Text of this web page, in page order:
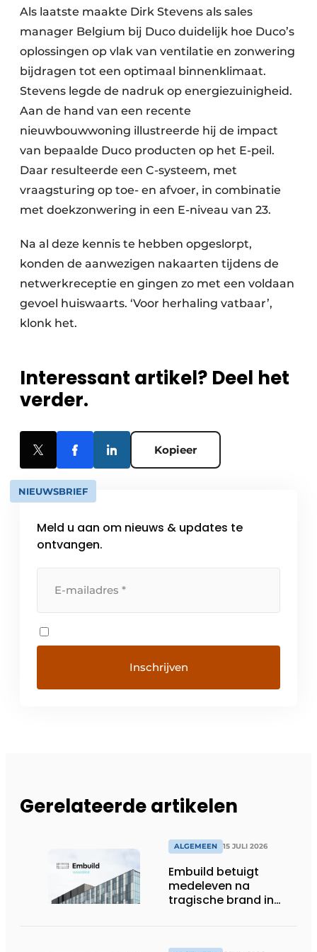
Als laatste maakte Dirk Stevens als sales
manager Belgium bij Duco duidelijk hoe Duco’s
oplossingen op vlak van ventilatie en zonwering
bijdragen tot een optimaal binnenklimaat.
Stevens legde de nadruk op energiezuinigheid.
Aan de hand van een recente
nieuwbouwwoning illustreerde hij de impact
van bepaalde Duco producten op het E-peil.
Daar resulteerde een C-systeem, met
vraagsturing op toe- en afvoer, in combinatie
met doekzonwering in een E-niveau van 23.
Na al deze kennis te hebben opgeslorpt,
konden de aanwezigen nakaarten tijdens de
netwerkreceptie en gingen zo met een voldaan
gevoel huiswaarts. ‘Voor herhaling vatbaar’,
klonk het.
Interessant artikel? Deel het
verder.
Kopieer
NIEUWSBRIEF
Meld u aan om nieuws & updates te
ontvangen.
Gerelateerde artikelen
ALGEMEEN 15 JULI 2026
Embuild betuigt
medeleven na
tragische brand in